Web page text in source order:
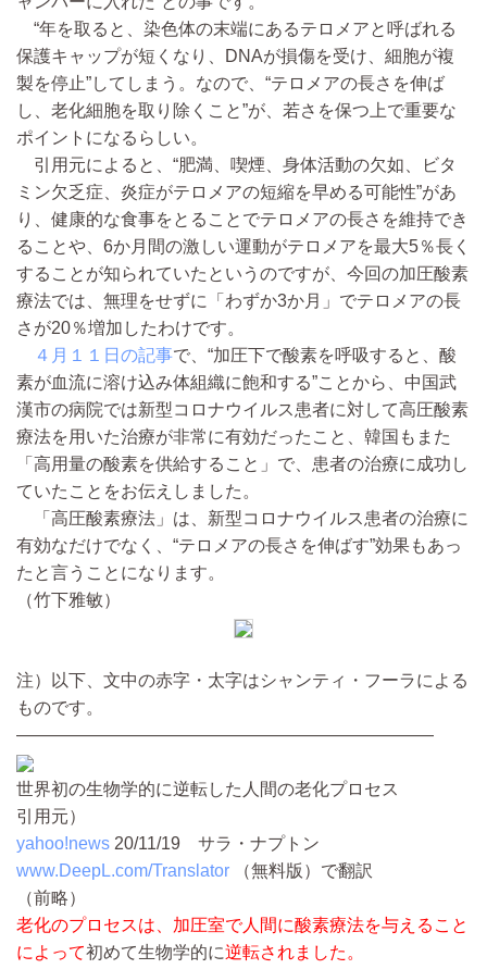
“年を取ると、染色体の末端にあるテロメアと呼ばれる
保護キャップが短くなり、DNAが損傷を受け、細胞が複
製を停止”してしまう。なので、“テロメアの長さを伸ば
し、老化細胞を取り除くこと”が、若さを保つ上で重要な
ポイントになるらしい。
引用元によると、“肥満、喫煙、身体活動の欠如、ビタ
ミン欠乏症、炎症がテロメアの短縮を早める可能性”があ
り、健康的な食事をとることでテロメアの長さを維持でき
ることや、6か月間の激しい運動がテロメアを最大5％長く
することが知られていたというのですが、今回の加圧酸素
療法では、無理をせずに「わずか3か月」でテロメアの長
さが20％増加したわけです。
４月１１日の記事で、“加圧下で酸素を呼吸すると、酸
素が血流に溶け込み体組織に飽和する”ことから、中国武
漢市の病院では新型コロナウイルス患者に対して高圧酸素
療法を用いた治療が非常に有効だったこと、韓国もまた
「高用量の酸素を供給すること」で、患者の治療に成功し
ていたことをお伝えしました。
「高圧酸素療法」は、新型コロナウイルス患者の治療に
有効なだけでなく、“テロメアの長さを伸ばす”効果もあっ
たと言うことになります。
（竹下雅敏）
注）以下、文中の赤字・太字はシャンティ・フーラによる
ものです。
————————————————————————
世界初の生物学的に逆転した人間の老化プロセス
引用元）
yahoo!news 20/11/19 サラ・ナプトン
www.DeepL.com/Translator （無料版）で翻訳
（前略）
老化のプロセスは、加圧室で人間に酸素療法を与えること
によって初めて生物学的に逆転されました。